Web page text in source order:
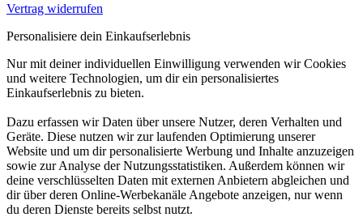
Vertrag widerrufen
Personalisiere dein Einkaufserlebnis
Nur mit deiner individuellen Einwilligung verwenden wir Cookies
und weitere Technologien, um dir ein personalisiertes
Einkaufserlebnis zu bieten.
Dazu erfassen wir Daten über unsere Nutzer, deren Verhalten und
Geräte. Diese nutzen wir zur laufenden Optimierung unserer
Website und um dir personalisierte Werbung und Inhalte anzuzeigen
sowie zur Analyse der Nutzungsstatistiken. Außerdem können wir
deine verschlüsselten Daten mit externen Anbietern abgleichen und
dir über deren Online-Werbekanäle Angebote anzeigen, nur wenn
du deren Dienste bereits selbst nutzt.